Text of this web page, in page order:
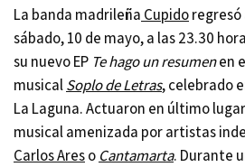
La banda madrileña Cupidoregresó
sábado, 10 de mayo, a las 23.30
su nuevo EP Te hago un resumenen
musicalSoplo de Letras, celebrado
La Laguna. Actuaron en último
musical amenizada por artistas
Carlos Areso Çantamarta. Durante